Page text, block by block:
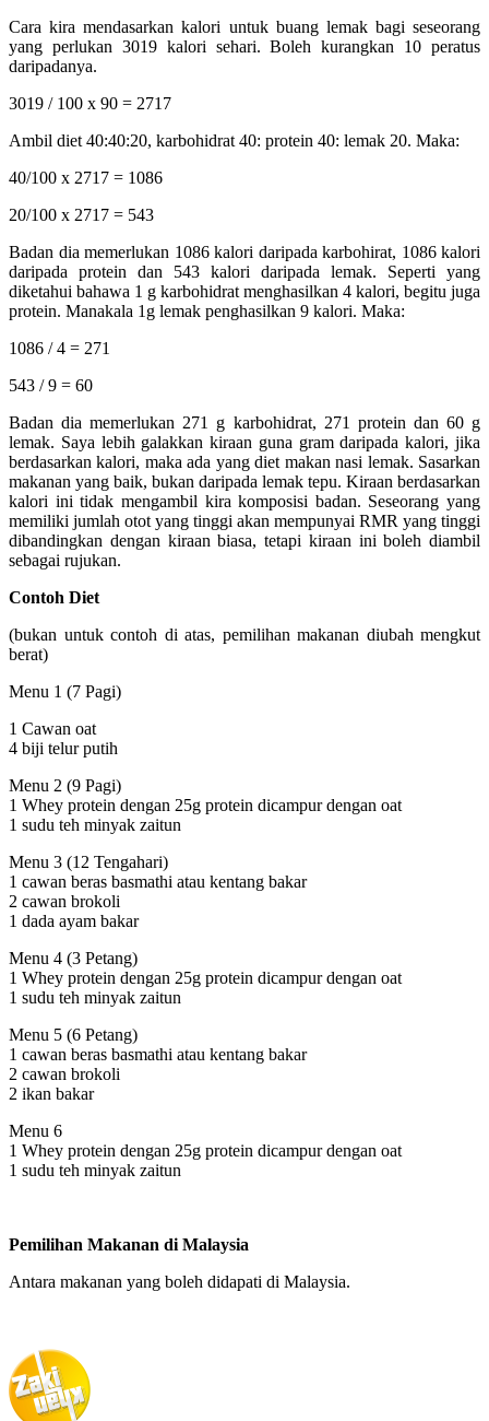
Cara kira mendasarkan kalori untuk buang lemak bagi seseorang
yang perlukan 3019 kalori sehari. Boleh kurangkan 10 peratus
daripadanya.
3019 / 100 x 90 = 2717
Ambil diet 40:40:20, karbohidrat 40: protein 40: lemak 20. Maka:
40/100 x 2717 = 1086
20/100 x 2717 = 543
Badan dia memerlukan 1086 kalori daripada karbohirat, 1086 kalori
daripada protein dan 543 kalori daripada lemak. Seperti yang
diketahui bahawa 1 g karbohidrat menghasilkan 4 kalori, begitu juga
protein. Manakala 1g lemak penghasilkan 9 kalori. Maka:
1086 / 4 = 271
543 / 9 = 60
Badan dia memerlukan 271 g karbohidrat, 271 protein dan 60 g
lemak. Saya lebih galakkan kiraan guna gram daripada kalori, jika
berdasarkan kalori, maka ada yang diet makan nasi lemak. Sasarkan
makanan yang baik, bukan daripada lemak tepu. Kiraan berdasarkan
kalori ini tidak mengambil kira komposisi badan. Seseorang yang
memiliki jumlah otot yang tinggi akan mempunyai RMR yang tinggi
dibandingkan dengan kiraan biasa, tetapi kiraan ini boleh diambil
sebagai rujukan.
Contoh Diet
(bukan untuk contoh di atas, pemilihan makanan diubah mengkut
berat)
Menu 1 (7 Pagi)
1 Cawan oat
4 biji telur putih
Menu 2 (9 Pagi)
1 Whey protein dengan 25g protein dicampur dengan oat
1 sudu teh minyak zaitun
Menu 3 (12 Tengahari)
1 cawan beras basmathi atau kentang bakar
2 cawan brokoli
1 dada ayam bakar
Menu 4 (3 Petang)
1 Whey protein dengan 25g protein dicampur dengan oat
1 sudu teh minyak zaitun
Menu 5 (6 Petang)
1 cawan beras basmathi atau kentang bakar
2 cawan brokoli
2 ikan bakar
Menu 6
1 Whey protein dengan 25g protein dicampur dengan oat
1 sudu teh minyak zaitun
Pemilihan Makanan di Malaysia
Antara makanan yang boleh didapati di Malaysia.